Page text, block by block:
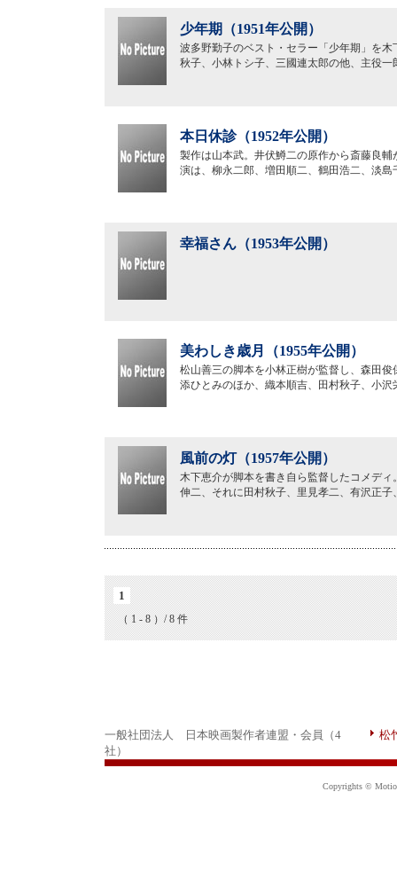
少年期（1951年公開）
波多野勤子のベスト・セラー「少年期」を
秋子、小林トシ子、三國連太郎の他、主役
本日休診（1952年公開）
製作は山本武。井伏鱒二の原作から斎藤良
演は、柳永二郎、増田順二、鶴田浩二、淡
幸福さん（1953年公開）
美わしき歳月（1955年公開）
松山善三の脚本を小林正樹が監督し、森田
添ひとみのほか、織本順吉、田村秋子、小沢
風前の灯（1957年公開）
木下恵介が脚本を書き自ら監督したコメデ
伸二、それに田村秋子、里見孝二、有沢正子
1
（ 1 - 8 ）/ 8 件
一般社団法人 日本映画製作者連盟・会員（4
社）
松
Copyrights ©